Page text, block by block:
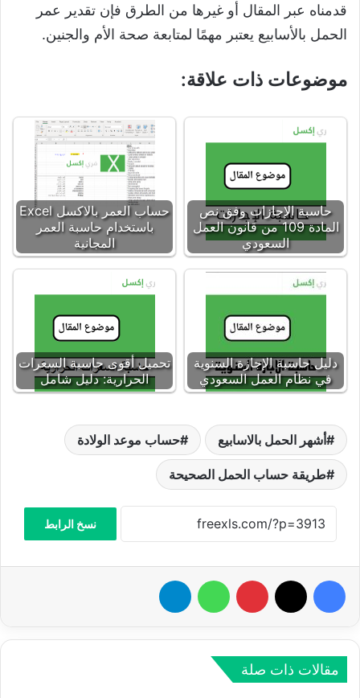
قدمناه عبر المقال أو غيرها من الطرق فإن تقدير عمر
الحمل بالأسابيع يعتبر مهمًا لمتابعة صحة الأم والجنين.
موضوعات ذات علاقة:
حاسبة الإجازات وفق نص
المادة 109 من قانون العمل
السعودي
حساب العمر بالاكسل Excel
باستخدام حاسبة العمر
المجانية
دليل حاسبة الإجازة السنوية
في نظام العمل السعودي
تحميل أقوى حاسبة السعرات
الحرارية: دليل شامل
أشهر الحمل بالاسابيع حساب موعد الولادة
طريقة حساب الحمل الصحيحة
نسخ الرابط
فيسبوك بينتيريست واتساب
مقالات ذات صلة